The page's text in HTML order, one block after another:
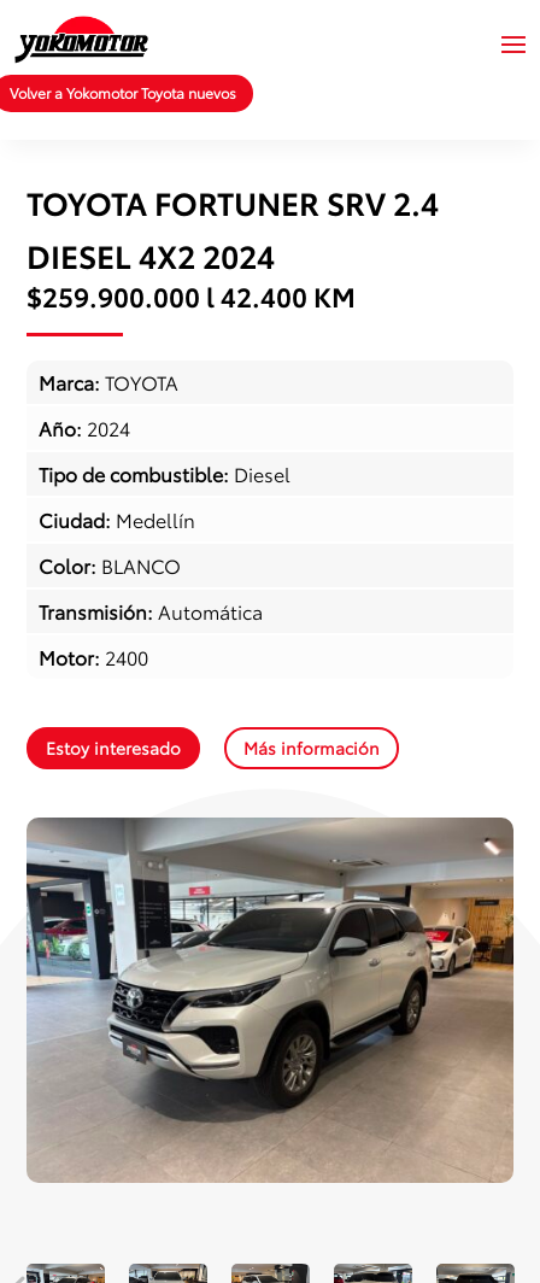
Volver a Yokomotor Toyota nuevos
TOYOTA FORTUNER SRV 2.4
DIESEL 4X2 2024
$259.900.000 l 42.400 KM
Marca:TOYOTA
Año: 2024
Tipo de combustible: Diesel
Ciudad: Medellín
Color: BLANCO
Transmisión:Automática
Motor: 2400
Estoy interesado Más información